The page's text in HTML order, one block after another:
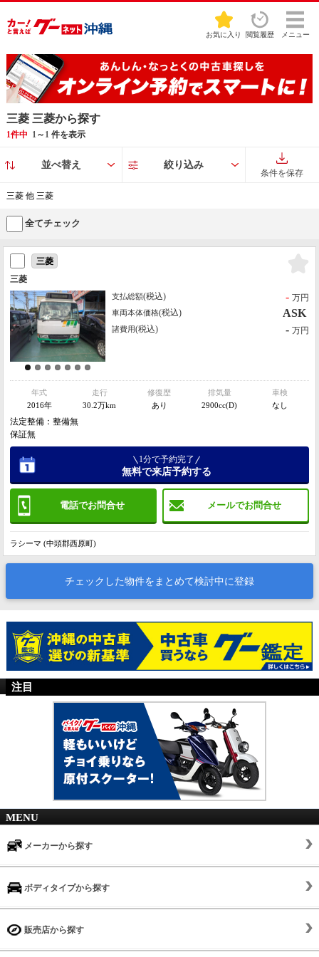
お気に入り 閲覧履歴 メニュー
三菱 三菱から探す
1件中 1～ 1件を表示
並べ替え 絞り込み
条件を保存
三菱 他 三菱
全てチェック
三菱
三菱
支払総額(税込) - 万円
車両本体価格(税込) ASK
諸費用(税込) - 万円
年式
2016年
走行
30.2万km
修復歴
あり
排気量
2900cc(D)
車検
なし
法定整備：整備無
保証無
電話でお問合せ メールでお問合せ
1分で予約完了
無料で来店予約する
ラシーマ (中頭郡西原町)
チェックした物件をまとめて検討中に登録
注目
MENU
メーカーから探す
ボディタイプから探す
販売店から探す